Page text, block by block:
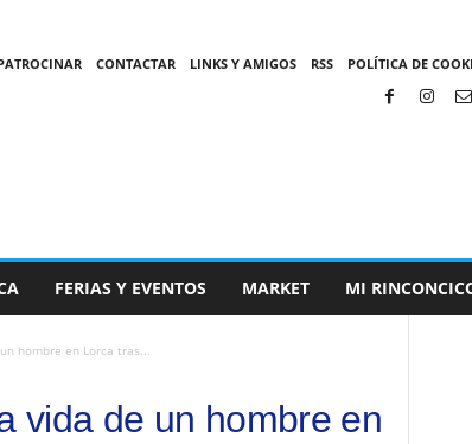
CONTACTAR LINKS Y AMIGOS RSS POLÍTICA DE
FERIAS Y EVENTOS MARKET MI
hombre en Lorca tras...
vida de un hombre en